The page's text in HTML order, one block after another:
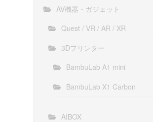
AV機器・ガジェット
Quest / VR / AR / XR
3Dプリンター
BambuLab A1 mini
BambuLab X1 Carbon
AIBOX